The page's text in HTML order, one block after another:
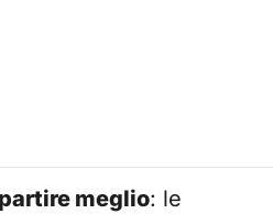
meglio: le